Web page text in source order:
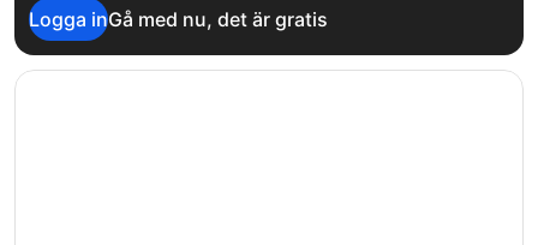
Logga inGå med nu, det är gratis
Öppnas i ett nytt fönster
Hotel Sirmione Terme